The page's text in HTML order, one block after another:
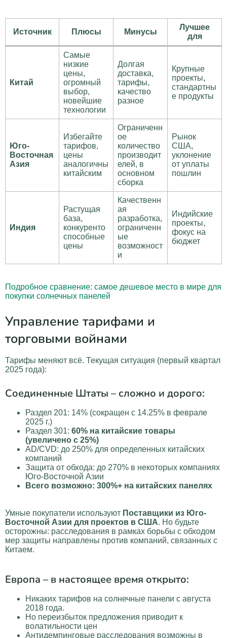
Источник Плюсы Минусы
Лучшее
для
Китай
Самые
низкие
цены,
огромный
выбор,
новейшие
технологии
Долгая
доставка,
тарифы,
качество
разное
Крупные
проекты,
стандартны
е продукты
Юго-
Восточная
Азия
Избегайте
тарифов,
цены
аналогичны
китайским
Ограниченн
ое
количество
производит
елей, в
основном
сборка
Рынок
США,
уклонение
от уплаты
пошлин
Индия
Растущая
база,
конкуренто
способные
цены
Качественн
ая
разработка,
ограниченн
ые
возможност
и
Индийские
проекты,
фокус на
бюджет
Подробное сравнение: самое дешевое место в мире для
покупки солнечных панелей
Управление тарифами и
торговыми войнами
Тарифы меняют всё. Текущая ситуация (первый квартал
2025 года):
Соединенные Штаты – сложно и дорого:
Раздел 201: 14% (сокращен с 14.25% в феврале
2025 г.)
Раздел 301: 60% на китайские товары
(увеличено с 25%)
AD/CVD: до 250% для определенных китайских
компаний
Защита от обхода: до 270% в некоторых компаниях
Юго-Восточной Азии
Всего возможно: 300%+ на китайских панелях
Умные покупатели используют Поставщики из Юго-
Восточной Азии для проектов в США. Но будьте
осторожны: расследования в рамках борьбы с обходом
мер защиты направлены против компаний, связанных с
Китаем.
Европа – в настоящее время открыто:
Никаких тарифов на солнечные панели с августа
2018 года.
Но переизбыток предложения приводит к
волатильности цен
Антидемпинговые расследования возможны в